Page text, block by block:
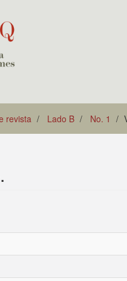
revista Lado B No. 1